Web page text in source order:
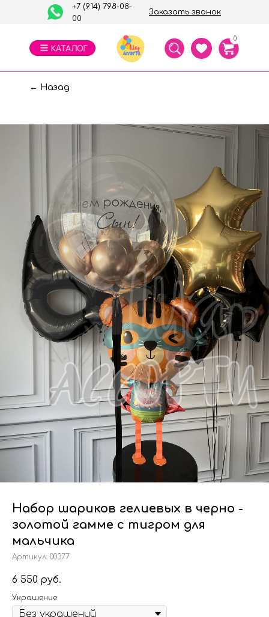
Заказать звонок
+7 (914) 798-08-
00
0
← Назад
Набор шариков гелиевых в черно -
золотой гамме с тигром для
мальчика
Артикул: 00377
6 550 руб.
Украшение